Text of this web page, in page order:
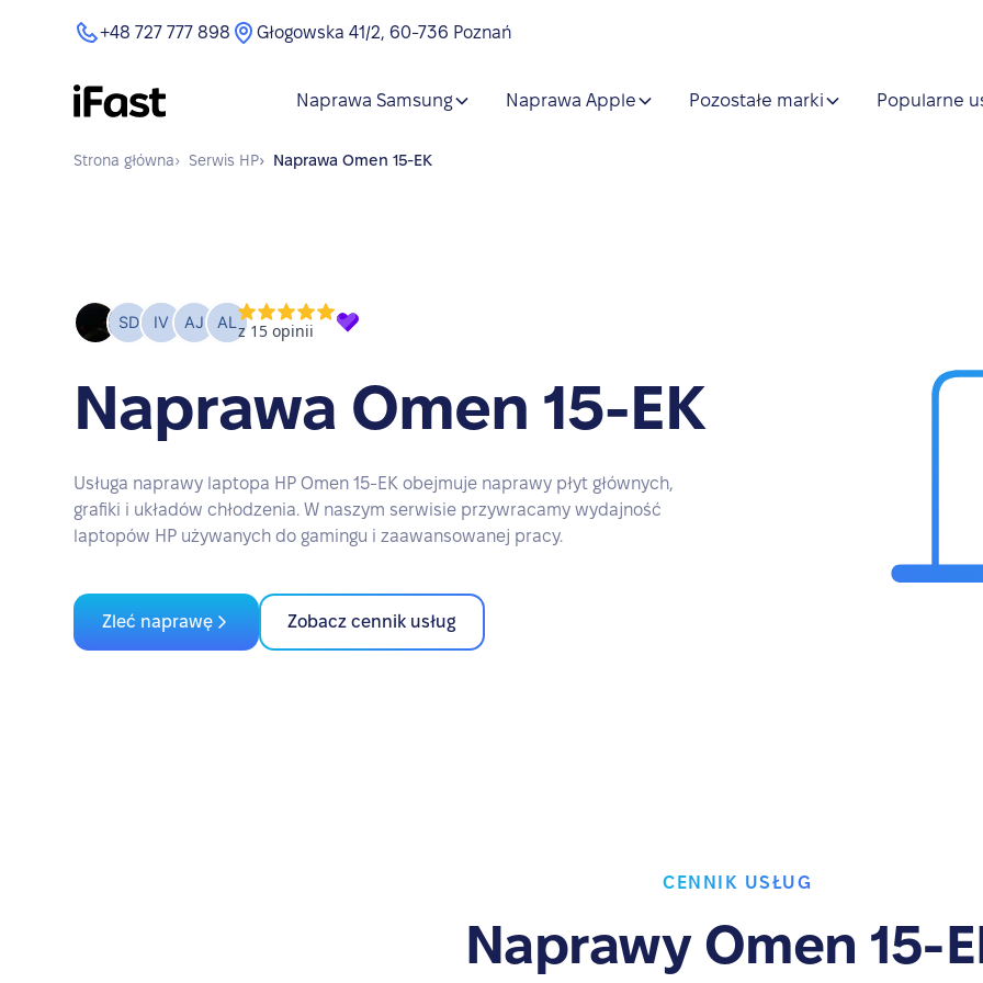
+48 727 777 898 Głogowska 41/2, 60-736 Poznań
Naprawa Samsung Naprawa Apple Pozostałe marki Popularne
Strona główna› Serwis HP› Naprawa Omen 15-EK
Naprawa Omen 15-EK
Usługa naprawy laptopa HP Omen 15-EK obejmuje naprawy płyt głównych,
grafiki i układów chłodzenia. W naszym serwisie przywracamy wydajność
laptopów HP używanych do gamingu i zaawansowanej pracy.
Zleć naprawę Zobacz cennik usług
CENNIK USŁUG
Naprawy Omen 15-